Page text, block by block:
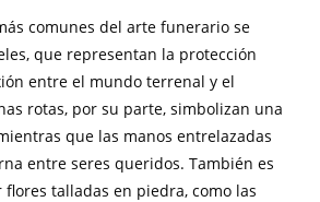
comunes del arte funerario se
que representan la protección
entre el mundo terrenal y el
rotas, por su parte, simbolizan una
que las manos entrelazadas
entre seres queridos. También es
talladas en piedra, como las